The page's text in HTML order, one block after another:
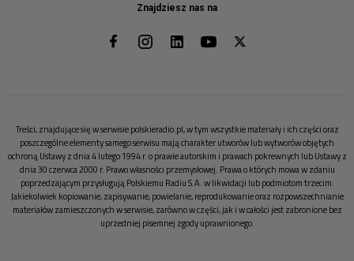
Znajdziesz nas na
Treści, znajdujące się w serwisie polskieradio.pl, w tym wszystkie materiały i ich części oraz
poszczególne elementy samego serwisu mają charakter utworów lub wytworów objętych
ochroną Ustawy z dnia 4 lutego 1994 r. o prawie autorskim i prawach pokrewnych lub Ustawy z
dnia 30 czerwca 2000 r. Prawo własności przemysłowej. Prawa o których mowa w zdaniu
poprzedzającym przysługują Polskiemu Radiu S.A. w likwidacji lub podmiotom trzecim.
Jakiekolwiek kopiowanie, zapisywanie, powielanie, reprodukowanie oraz rozpowszechnianie
materiałów zamieszczonych w serwisie, zarówno w części, jak i w całości jest zabronione bez
uprzedniej pisemnej zgody uprawnionego.